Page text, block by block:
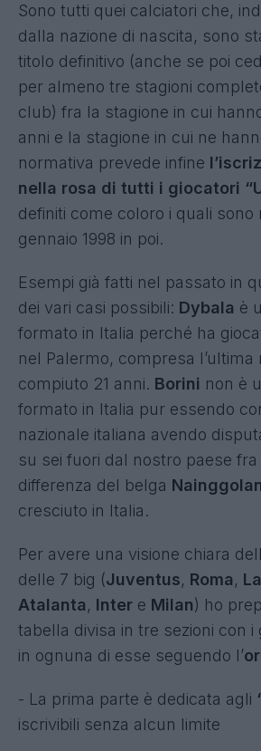
Sono tutti quei calciatori che,
dalla nazione di nascita, sono
titolo definitivo (anche se poi
per almeno tre stagioni
club) fra la stagione in cui
anni e la stagione in cui ne
normativa prevede infine
nella rosa di tutti i giocatori
definiti come coloro i quali sono
gennaio 1998 in poi.
Esempi già fatti nel passato in
dei vari casi possibili: Dybala è
formato in Italia perché ha
nel Palermo, compresa l’ultima
compiuto 21 anni. Borini non è
formato in Italia pur essendo
nazionale italiana avendo
su sei fuori dal nostro paese fra
differenza del belga Nainggolan
cresciuto in Italia.
Per avere una visione chiara
delle 7 big (Juventus, Roma,
Atalanta, Inter e Milan) ho
tabella divisa in tre sezioni con i
in ognuna di esse seguendo l’
- La prima parte è dedicata agli
iscrivibili senza alcun limite